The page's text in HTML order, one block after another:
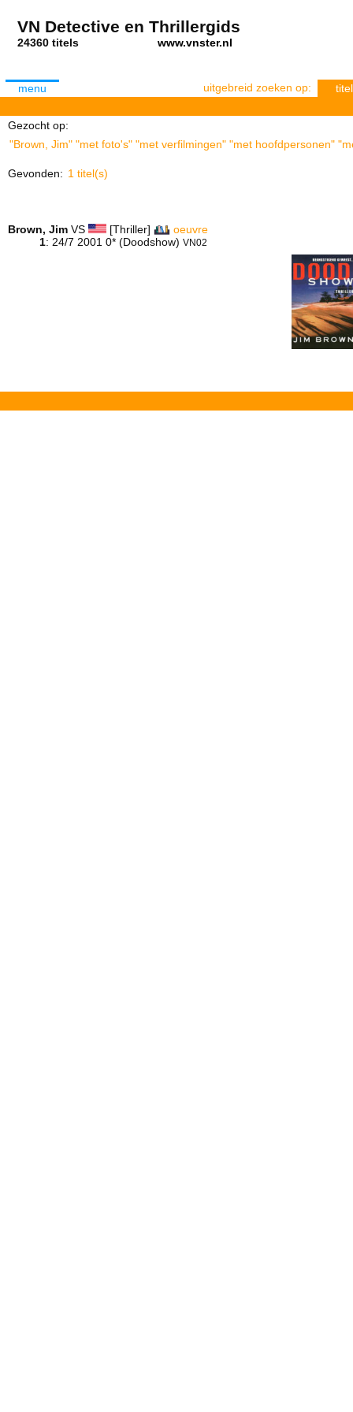
VN Detective en Thrillergids
24360 titels www.vnster.nl
menu uitgebreid zoeken op: titel
Gezocht op:
"Brown, Jim" "met foto's" "met verfilmingen" "met hoofdpersonen"
Gevonden: 1 titel(s)
Brown, Jim VS [Thriller]
oeuvre
1: 24/7 2001 0* (Doodshow) VN02